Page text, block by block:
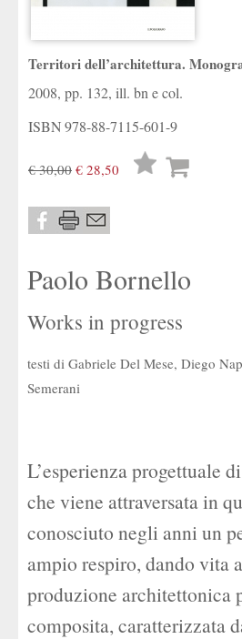
Territori dell’architettura.
2008, pp. 132, ill. bn e col.
ISBN978-88-7115-601-9
€ 30,00 € 28,50
Lista
Paolo Bornello
Works in progress
testi di Gabriele Del Mese, Diego
Semerani
L’esperienza progettuale
che viene attraversata in
conosciuto negli anni un
ampio respiro, dando vita
produzione architettonica
composita, caratterizzata